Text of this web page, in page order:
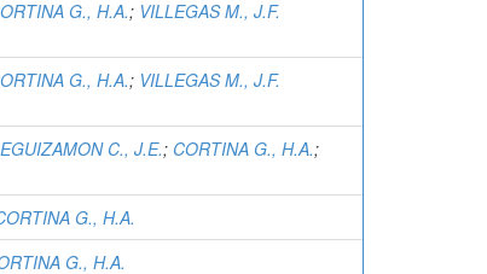
G., H.A.; VILLEGAS M., J.F.
G., H.A.; VILLEGAS M., J.F.
C., J.E.; CORTINA G., H.A.;
G., H.A.
G., H.A.